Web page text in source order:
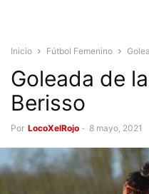
Inicio Fútbol Femenino
Goleada de
Berisso
Por LocoXelRojo - 8 mayo, 2021